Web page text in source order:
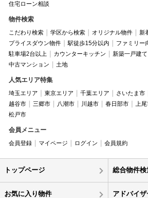
住宅ローン相談
物件検索
こだわり検索 学区から検索 オリジナル物件
新
プライスダウン物件
駅徒歩15分以内
ファミリー
駐車場2台以上
カウンターキッチン 新築一戸建て
中古マンション
土地
人気エリア特集
埼玉エリア 東京エリア 千葉エリア さいたま市
越谷市
三郷市 八潮市 川越市 春日部市 上
松戸市
会員メニュー
会員登録 マイページ ログイン 会員規約
トップページ 総合物件検
お気に入り物件 アドバイ